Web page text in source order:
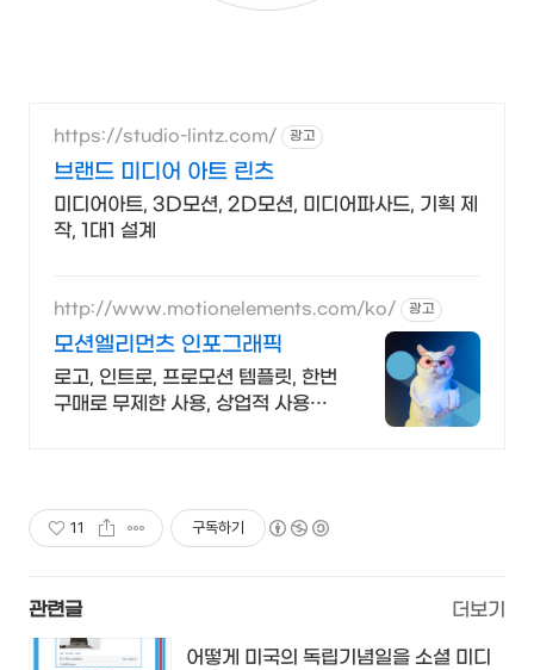
https://studio-lintz.com/ 광고
브랜드 미디어 아트 린츠
미디어아트, 3D모션, 2D모션, 미디어파사드, 기획 제
작, 1대1 설계
http://www.motionelements.com/ko/ 광고
모션엘리먼츠 인포그래픽
로고, 인트로, 프로모션 템플릿, 한번
구매로 무제한 사용, 상업적 사용
11 구독하기
관련글 더보기
어떻게 미국의 독립기념일을 소셜 미디